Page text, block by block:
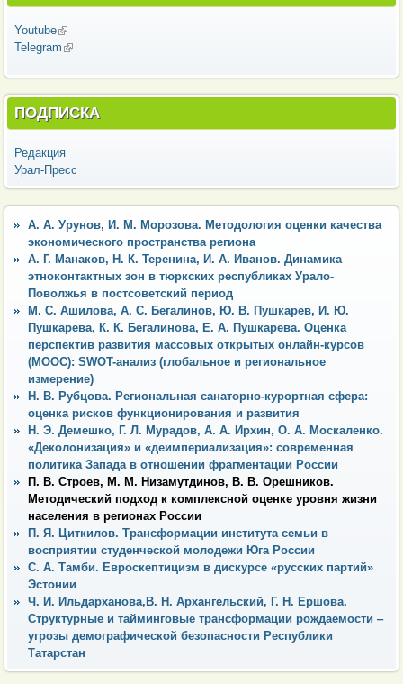
Youtube(внешняя ссылка)
Telegram (внешняя ссылка)
ПОДПИСКА
Редакция
Урал-Пресс
А. А. Урунов, И. М. Морозова. Методология оценки качества
экономического пространства региона
А. Г. Манаков, Н. К. Теренина, И. А. Иванов. Динамика
этноконтактных зон в тюркских республиках Урало-
Поволжья в постсоветский период
М. С. Ашилова, А. С. Бегалинов, Ю. В. Пушкарев, И. Ю.
Пушкарева, К. К. Бегалинова, Е. А. Пушкарева. Оценка
перспектив развития массовых открытых онлайн-курсов
(МООС): SWOT-анализ (глобальное и региональное
измерение)
Н. В. Рубцова. Региональная санаторно-курортная сфера:
оценка рисков функционирования и развития
Н. Э. Демешко, Г. Л. Мурадов, А. А. Ирхин, О. А. Москаленко.
«Деколонизация» и «деимпериализация»: современная
политика Запада в отношении фрагментации России
П. В. Строев, М. М. Низамутдинов, В. В. Орешников.
Методический подход к комплексной оценке уровня жизни
населения в регионах России
П. Я. Циткилов. Трансформации института семьи в
восприятии студенческой молодежи Юга России
С. А. Тамби. Евроскептицизм в дискурсе «русских партий»
Эстонии
Ч. И. Ильдарханова,В. Н. Архангельский, Г. Н. Ершова.
Структурные и тайминговые трансформации рождаемости ‒
угрозы демографической безопасности Республики
Татарстан